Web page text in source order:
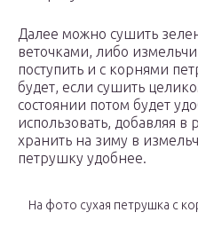
Далее можно сушить
веточками, либо
поступить и с корнями
будет, если сушить
состоянии потом будет
использовать, добавляя
хранить на зиму в
петрушку удобнее.
На фото сухая петрушка с